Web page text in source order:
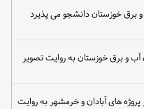
خوزستان دانشجو می پذیرد
آب و برق خوزستان به روایت تصویر
های آبادان و خرمشهر به روایت